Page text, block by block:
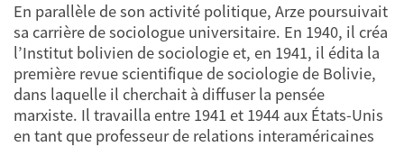
En parallèle de son activité politique, Arze poursuivait
sa carrière de sociologue universitaire. En 1940, il créa
l’Institut bolivien de sociologie et, en 1941, il édita la
première revue scientifique de sociologie de Bolivie,
dans laquelle il cherchait à diffuser la pensée
marxiste. Il travailla entre 1941 et 1944 aux États-Unis
en tant que professeur de relations interaméricaines